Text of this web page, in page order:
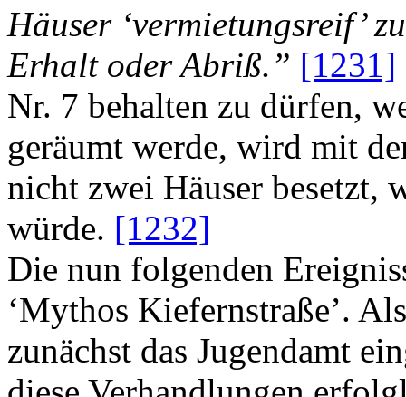
Häuser ‘vermietungsreif’
Erhalt oder Abriß.” [1231]
Nr. 7 behalten zu dürfen,
geräumt werde, wird mit
nicht zwei Häuser besetzt,
würde. [1232]
Die nun folgenden
‘Mythos Kiefernstraße’.
zunächst das Jugendamt